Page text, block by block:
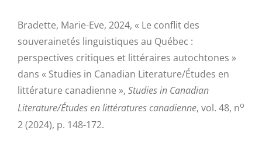
Bradette, Marie-Eve, 2024, « Le conflit des
souverainetés linguistiques au Québec :
perspectives critiques et littéraires autochtones »
dans « Studies in Canadian Literature/Études en
littérature canadienne », Studies in Canadian
Literature/Études en littératures canadienne, vol. 48, no
2 (2024), p. 148-172.